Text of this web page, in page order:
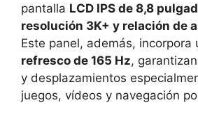
pantalla LCD IPS de 8,8
resolución 3K+ y relación de
Este panel, además, incorpora
refresco de 165 Hz,
y desplazamientos
juegos, vídeos y navegación